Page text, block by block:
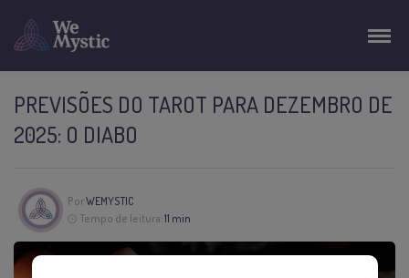
PREVISÕES DO TAROT PARA DEZEMBRO DE
2025: O DIABO
PorWEMYSTIC
Tempo de leitura:11 min